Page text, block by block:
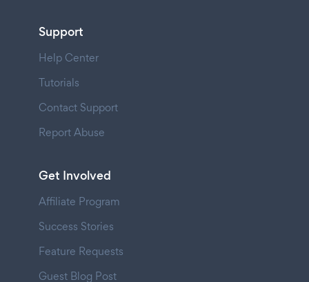
Support
Help Center
Tutorials
Contact Support
Report Abuse
Get Involved
Affiliate Program
Success Stories
Feature Requests
Guest Blog Post